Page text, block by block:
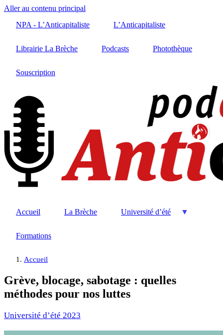
Aller au contenu principal
NPA - L’Anticapitaliste
L’Anticapitaliste
Librairie La Brèche Podcasts Photothèque
Souscription
Accueil La Brèche Université d’été
Formations
Accueil
Grève, blocage, sabotage : quelles
méthodes pour nos luttes
Université d’été 2023